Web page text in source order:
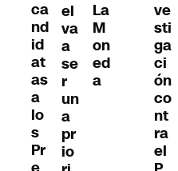
ca
nd
id
at
as
a
lo
s
Pr
el
va
a
se
r
un
a
pr
io
La
M
on
ed
a
ve
sti
ga
ci
ón
co
nt
ra
el